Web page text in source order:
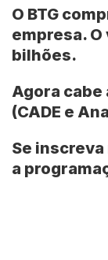
O BTG
empresa.
bilhões.
Agora
(CADE e
Se inscreva
a